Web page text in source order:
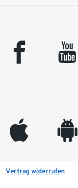
facebook youtube
appleinc android
Vertrag widerrufen